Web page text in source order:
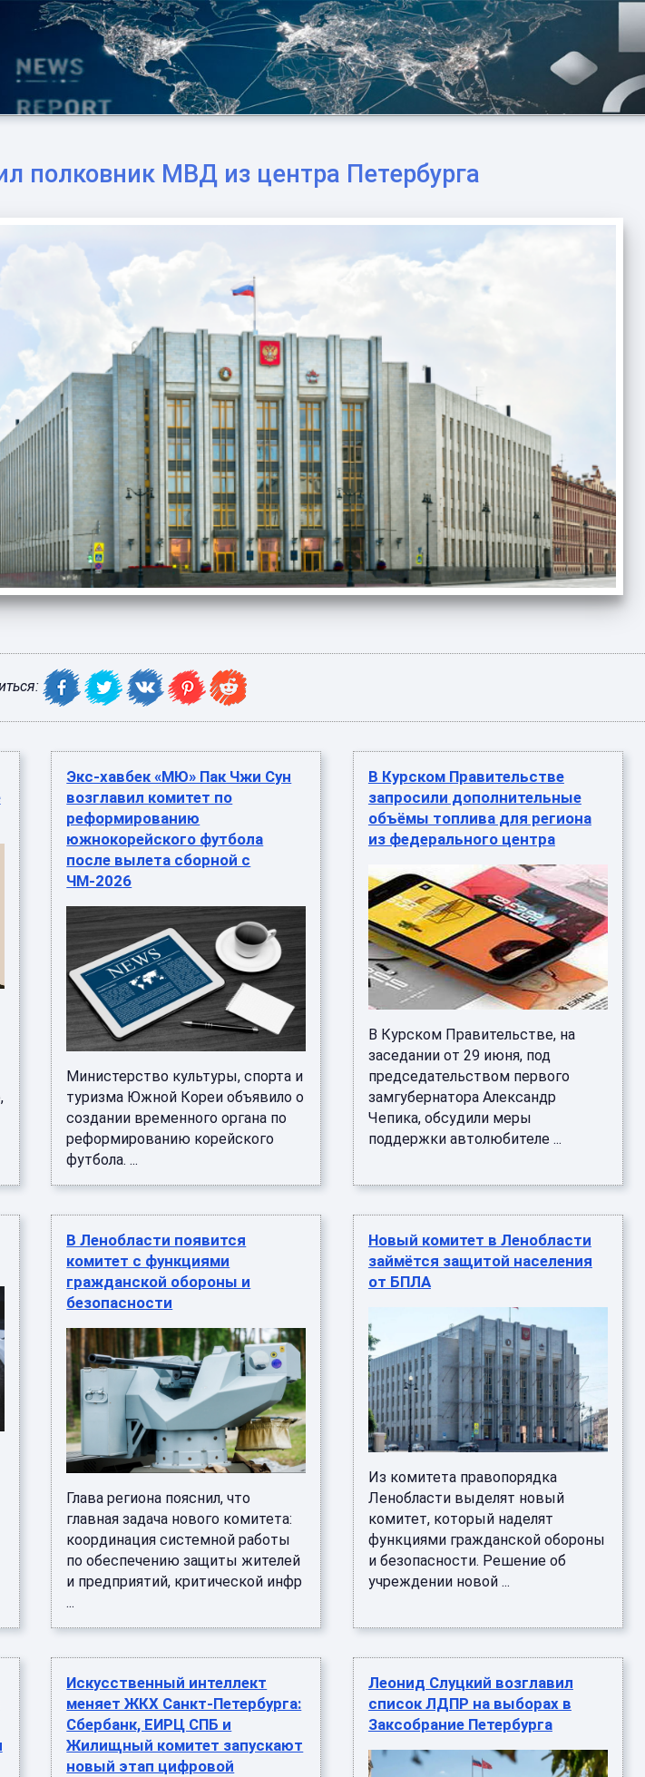
полковник МВД из центра Петербурга
Экс-хавбек «МЮ» Пак Чжи Сун
возглавил комитет по
реформированию
южнокорейского футбола
после вылета сборной с
ЧМ-2026
Министерство культуры, спорта и
туризма Южной Кореи объявило о
создании временного органа по
реформированию корейского
футбола. ...
В Курском Правительстве
запросили дополнительные
объёмы топлива для региона
из федерального центра
В Курском Правительстве, на
заседании от 29 июня, под
председательством первого
замгубернатора Александр
Чепика, обсудили меры
поддержки автолюбителе ...
В Ленобласти появится
комитет с функциями
гражданской обороны и
безопасности
Глава региона пояснил, что
главная задача нового комитета:
координация системной работы
по обеспечению защиты жителей
и предприятий, критической инфр
...
Новый комитет в Ленобласти
займётся защитой населения
от БПЛА
Из комитета правопорядка
Ленобласти выделят новый
комитет, который наделят
функциями гражданской обороны
и безопасности. Решение об
учреждении новой ...
Искусственный интеллект
меняет ЖКХ Санкт-Петербурга:
Сбербанк, ЕИРЦ СПБ и
Жилищный комитет запускают
новый этап цифровой
Леонид Слуцкий возглавил
список ЛДПР на выборах в
Заксобрание Петербурга